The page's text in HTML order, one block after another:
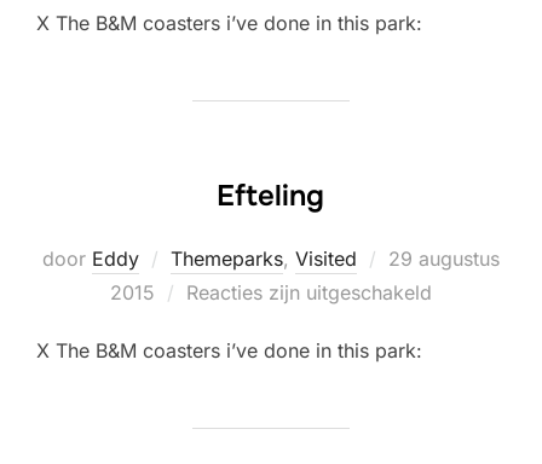
X The B&M coasters i’ve done in this park:
Efteling
door Eddy Themeparks, Visited
Geplaatst
op
29 augustus
2015
Reacties zijn uitgeschakeld
X The B&M coasters i’ve done in this park: